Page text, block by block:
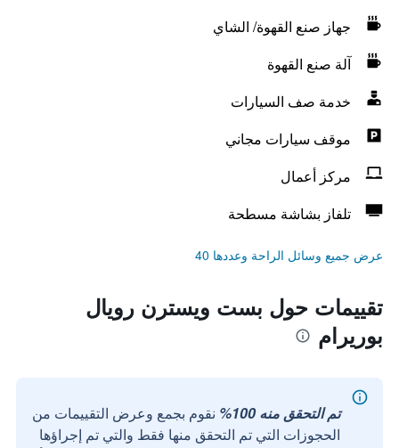
جهاز صنع القهوة/ الشاي
آلة صنع القهوة
خدمة صف السيارات
موقف سيارات مجاني
مركز أعمال
تلفاز بشاشة مسطحة
عرض جميع وسائل الراحة وعددها 40
تقييمات حول بست ويسترن رويال
بوريرام
تم التحقق منه 100%
نقوم بجمع وعرض التقييمات من
الحجوزات التي تم التحقق منها فقط والتي تم إجراؤها